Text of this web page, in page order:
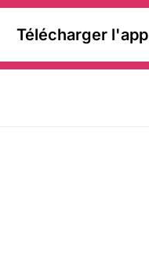
Télécharger l'app